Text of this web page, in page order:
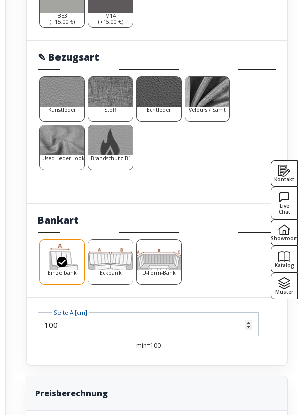
BE3
(+15,00 €)
M14
(+15,00 €)
✎ Bezugsart
Kunstleder Stoff Echtleder Velours / Samt
Used Leder Look Brandschutz B1
Bankart
Einzelbank Eckbank U-Form-Bank
Seite A [cm]
min=100
Preisberechnung
Kontakt
Live
Chat
Showroom
Katalog
Muster